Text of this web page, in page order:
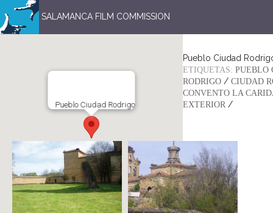
SALAMANCA FILM COMMISSION
Pueblo Ciudad Rodrigo
Pueblo Ciudad
ETIQUETAS: PUEBLO
RODRIGO / CIUDAD
CONVENTO LA
EXTERIOR /